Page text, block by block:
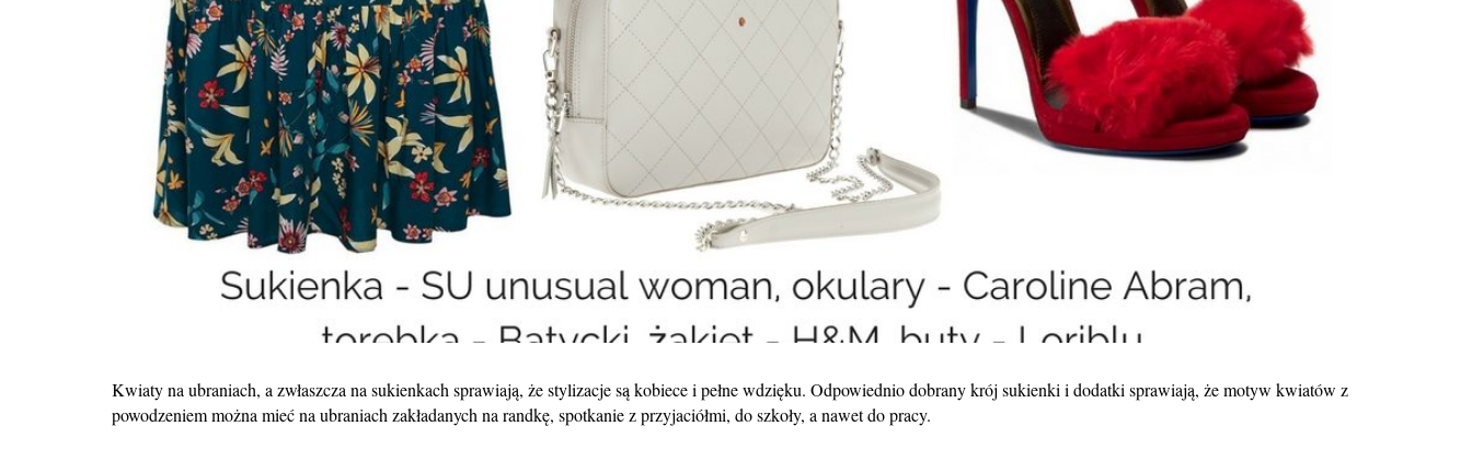
Kwiaty na ubraniach, a zwłaszcza na sukienkach sprawiają, że stylizacje są kobiece i pełne wdzięku. Odpowiednio dobrany krój sukienki i dodatki sprawiają, że motyw kwiatów z
powodzeniem można mieć na ubraniach zakładanych na randkę, spotkanie z przyjaciółmi, do szkoły, a nawet do pracy.